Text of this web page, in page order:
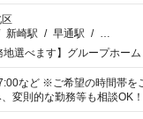
新崎駅 / 早通駅 / …
地選べます】グループホーム
をご相談ください。 ※日勤、
変則的な勤務等も相談OK！